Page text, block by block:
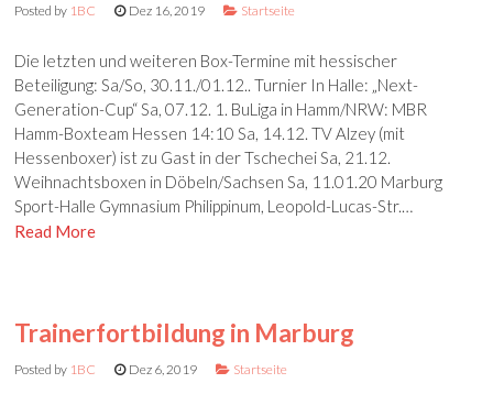
Posted by 1BC Dez 16, 2019 Startseite
Die letzten und weiteren Box-Termine mit hessischer
Beteiligung: Sa/So, 30.11./01.12.. Turnier In Halle: „Next-
Generation-Cup“ Sa, 07.12. 1. BuLiga in Hamm/NRW: MBR
Hamm-Boxteam Hessen 14:10 Sa, 14.12. TV Alzey (mit
Hessenboxer) ist zu Gast in der Tschechei Sa, 21.12.
Weihnachtsboxen in Döbeln/Sachsen Sa, 11.01.20 Marburg
Sport-Halle Gymnasium Philippinum, Leopold-Lucas-Str.…
Read More
Trainerfortbildung in Marburg
Posted by 1BC Dez 6, 2019 Startseite